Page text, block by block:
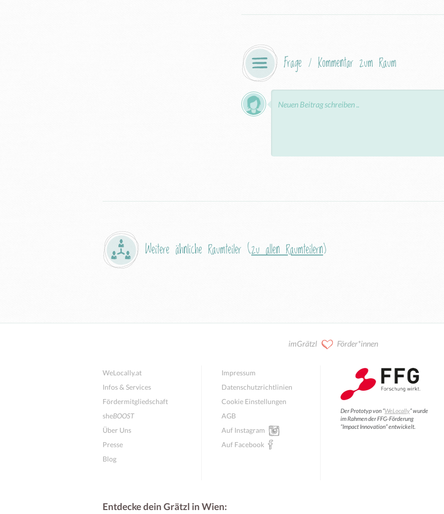
Frage / Kommentar zum Raum
Weitere ähnliche Raumteiler (zu allen Raumteilern)
imGrätzl Förder*innen
WeLocally.at
Infos & Services
Fördermitgliedschaft
sheBOOST
Über Uns
Presse
Blog
Impressum
Datenschutzrichtlinien
Cookie Einstellungen
AGB
Auf Instagram
Auf Facebook
Der Prototyp von “WeLocally” wurde
im Rahmen der FFG-Förderung
“Impact Innovation” entwickelt.
Entdecke dein Grätzl in Wien: